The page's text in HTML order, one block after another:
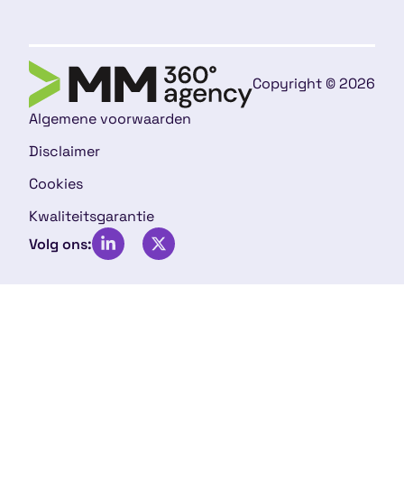
Copyright © 2026
Algemene voorwaarden
Disclaimer
Cookies
Kwaliteitsgarantie
Volg ons: